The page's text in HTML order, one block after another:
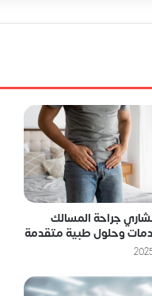
جراحة المسالك
وحلول طبية متقدمة